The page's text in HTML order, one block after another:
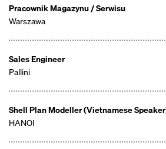
Pracownik Magazynu / Serwisu
Warszawa
Sales Engineer
Pallini
Shell Plan Modeller (Vietnamese
HANOI